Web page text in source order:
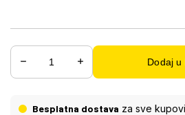
apsolutno su pogodne za upotrebu na
Dodaj u
Besplatna dostava za sve